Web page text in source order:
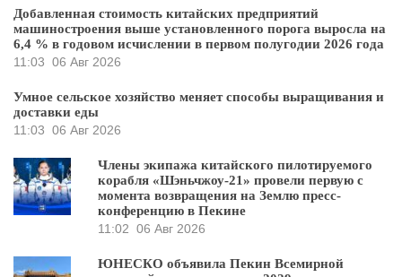
Добавленная стоимость китайских предприятий
машиностроения выше установленного порога выросла на
6,4 % в годовом исчислении в первом полугодии 2026 года
11:03 06 Авг 2026
Умное сельское хозяйство меняет способы выращивания и
доставки еды
11:03 06 Авг 2026
Члены экипажа китайского пилотируемого
корабля «Шэньчжоу-21» провели первую с
момента возвращения на Землю пресс-
конференцию в Пекине
11:02 06 Авг 2026
ЮНЕСКО объявила Пекин Всемирной